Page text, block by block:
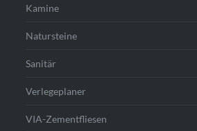
Kamine
Natursteine
Sanitär
Verlegeplaner
VIA-Zementfliesen